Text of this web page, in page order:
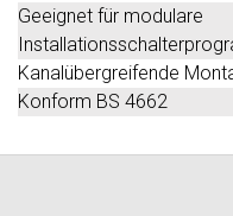
Geeignet für modulare
Kanalübergreifende
Konform BS 4662